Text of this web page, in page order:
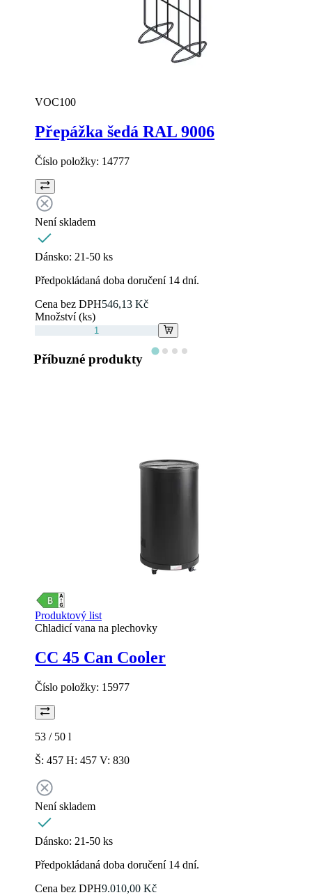
VOC100
Přepážka šedá RAL 9006
Číslo položky: 14777
Není skladem
Dánsko: 21-50 ks
Předpokládaná doba doručení 14 dní.
Cena bez DPH546,13 Kč
Množství (ks)
Příbuzné produkty
Produktový list
Chladicí vana na plechovky
CC 45 Can Cooler
Číslo položky: 15977
53 / 50 l
Š: 457 H: 457 V: 830
Není skladem
Dánsko: 21-50 ks
Předpokládaná doba doručení 14 dní.
Cena bez DPH9.010,00 Kč